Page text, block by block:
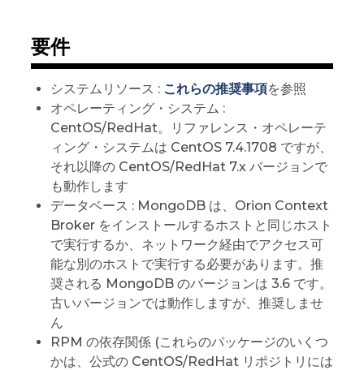
要件
システムリソース : これらの推奨事項を参照
オペレーティング・システム :
CentOS/RedHat。リファレンス・オペレーテ
ィング・システムは CentOS 7.4.1708 ですが、
それ以降の CentOS/RedHat 7.x バージョンで
も動作します
データベース : MongoDB は、Orion Context
Broker をインストールするホストと同じホスト
で実行するか、ネットワーク経由でアクセス可
能な別のホストで実行する必要があります。推
奨される MongoDB のバージョンは 3.6 です。
古いバージョンでは動作しますが、推奨しませ
ん
RPM の依存関係 (これらのパッケージのいくつ
かは、公式の CentOS/RedHat リポジトリには